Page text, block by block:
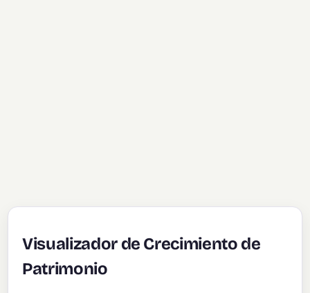
Visualizador de Crecimiento de
Patrimonio